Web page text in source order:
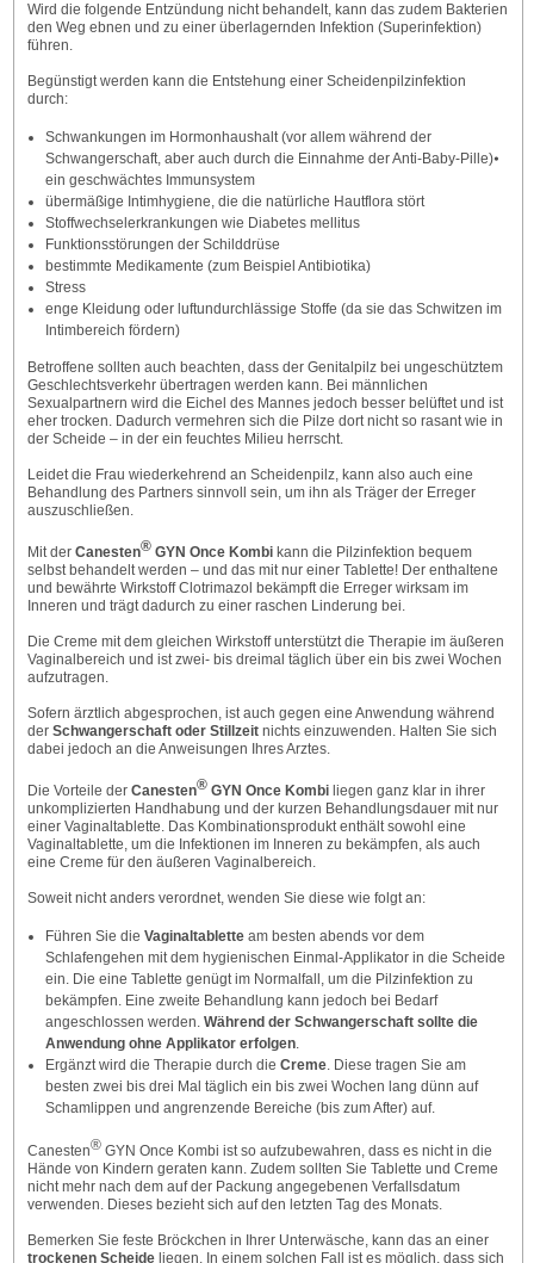
Wird die folgende Entzündung nicht behandelt, kann das zudem Bakterien
den Weg ebnen und zu einer überlagernden Infektion (Superinfektion)
führen.
Begünstigt werden kann die Entstehung einer Scheidenpilzinfektion
durch:
Schwankungen im Hormonhaushalt (vor allem während der
Schwangerschaft, aber auch durch die Einnahme der Anti-Baby-Pille)⦁
ein geschwächtes Immunsystem
übermäßige Intimhygiene, die die natürliche Hautflora stört
Stoffwechselerkrankungen wie Diabetes mellitus
Funktionsstörungen der Schilddrüse
bestimmte Medikamente (zum Beispiel Antibiotika)
Stress
enge Kleidung oder luftundurchlässige Stoffe (da sie das Schwitzen im
Intimbereich fördern)
Betroffene sollten auch beachten, dass der Genitalpilz bei ungeschütztem
Geschlechtsverkehr übertragen werden kann. Bei männlichen
Sexualpartnern wird die Eichel des Mannes jedoch besser belüftet und ist
eher trocken. Dadurch vermehren sich die Pilze dort nicht so rasant wie in
der Scheide – in der ein feuchtes Milieu herrscht.
Leidet die Frau wiederkehrend an Scheidenpilz, kann also auch eine
Behandlung des Partners sinnvoll sein, um ihn als Träger der Erreger
auszuschließen.
Mit der Canesten®GYN Once Kombikann die Pilzinfektion bequem
selbst behandelt werden – und das mit nur einer Tablette! Der enthaltene
und bewährte Wirkstoff Clotrimazol bekämpft die Erreger wirksam im
Inneren und trägt dadurch zu einer raschen Linderung bei.
Die Creme mit dem gleichen Wirkstoff unterstützt die Therapie im äußeren
Vaginalbereich und ist zwei- bis dreimal täglich über ein bis zwei Wochen
aufzutragen.
Sofern ärztlich abgesprochen, ist auch gegen eine Anwendung während
der Schwangerschaft oder Stillzeitnichts einzuwenden. Halten Sie sich
dabei jedoch an die Anweisungen Ihres Arztes.
Die Vorteile der Canesten®GYN Once Kombiliegen ganz klar in ihrer
unkomplizierten Handhabung und der kurzen Behandlungsdauer mit nur
einer Vaginaltablette. Das Kombinationsprodukt enthält sowohl eine
Vaginaltablette, um die Infektionen im Inneren zu bekämpfen, als auch
eine Creme für den äußeren Vaginalbereich.
Soweit nicht anders verordnet, wenden Sie diese wie folgt an:
Führen Sie die Vaginaltabletteam besten abends vor dem
Schlafengehen mit dem hygienischen Einmal-Applikator in die Scheide
ein. Die eine Tablette genügt im Normalfall, um die Pilzinfektion zu
bekämpfen. Eine zweite Behandlung kann jedoch bei Bedarf
angeschlossen werden. Während der Schwangerschaft sollte die
Anwendung ohne Applikator erfolgen.
Ergänzt wird die Therapie durch die Creme. Diese tragen Sie am
besten zwei bis drei Mal täglich ein bis zwei Wochen lang dünn auf
Schamlippen und angrenzende Bereiche (bis zum After) auf.
Canesten®GYN Once Kombi ist so aufzubewahren, dass es nicht in die
Hände von Kindern geraten kann. Zudem sollten Sie Tablette und Creme
nicht mehr nach dem auf der Packung angegebenen Verfallsdatum
verwenden. Dieses bezieht sich auf den letzten Tag des Monats.
Bemerken Sie feste Bröckchen in Ihrer Unterwäsche, kann das an einer
trockenen Scheideliegen. In einem solchen Fall ist es möglich, dass sich